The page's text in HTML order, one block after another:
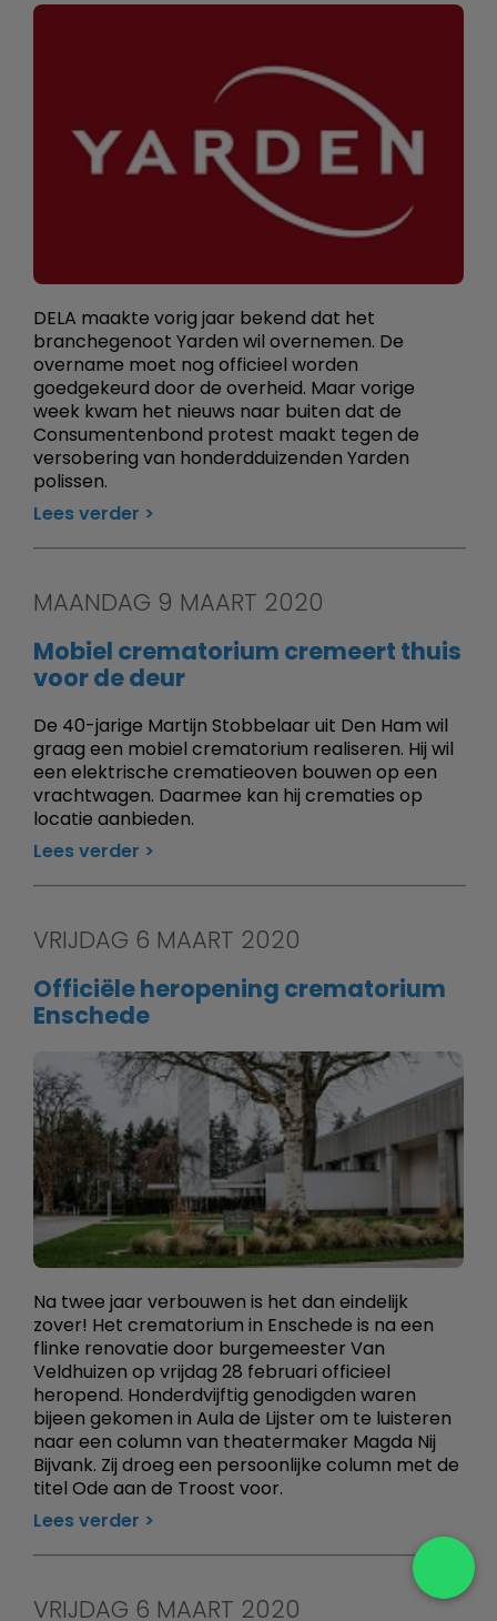
DELA maakte vorig jaar bekend dat het
branchegenoot Yarden wil overnemen. De
overname moet nog officieel worden
goedgekeurd door de overheid. Maar vorige
week kwam het nieuws naar buiten dat de
Consumentenbond protest maakt tegen de
versobering van honderdduizenden Yarden
polissen.
Lees verder
MAANDAG 9 MAART 2020
Mobiel crematorium cremeert thuis
voor de deur
De 40-jarige Martijn Stobbelaar uit Den Ham wil
graag een mobiel crematorium realiseren. Hij wil
een elektrische crematieoven bouwen op een
vrachtwagen. Daarmee kan hij crematies op
locatie aanbieden.
Lees verder
VRIJDAG 6 MAART 2020
Officiële heropening crematorium
Enschede
Na twee jaar verbouwen is het dan eindelijk
zover! Het crematorium in Enschede is na een
flinke renovatie door burgemeester Van
Veldhuizen op vrijdag 28 februari officieel
heropend. Honderdvijftig genodigden waren
bijeen gekomen in Aula de Lijster om te luisteren
naar een column van theatermaker Magda Nij
Bijvank. Zij droeg een persoonlijke column met de
titel Ode aan de Troost voor.
Lees verder
VRIJDAG 6 MAART 2020